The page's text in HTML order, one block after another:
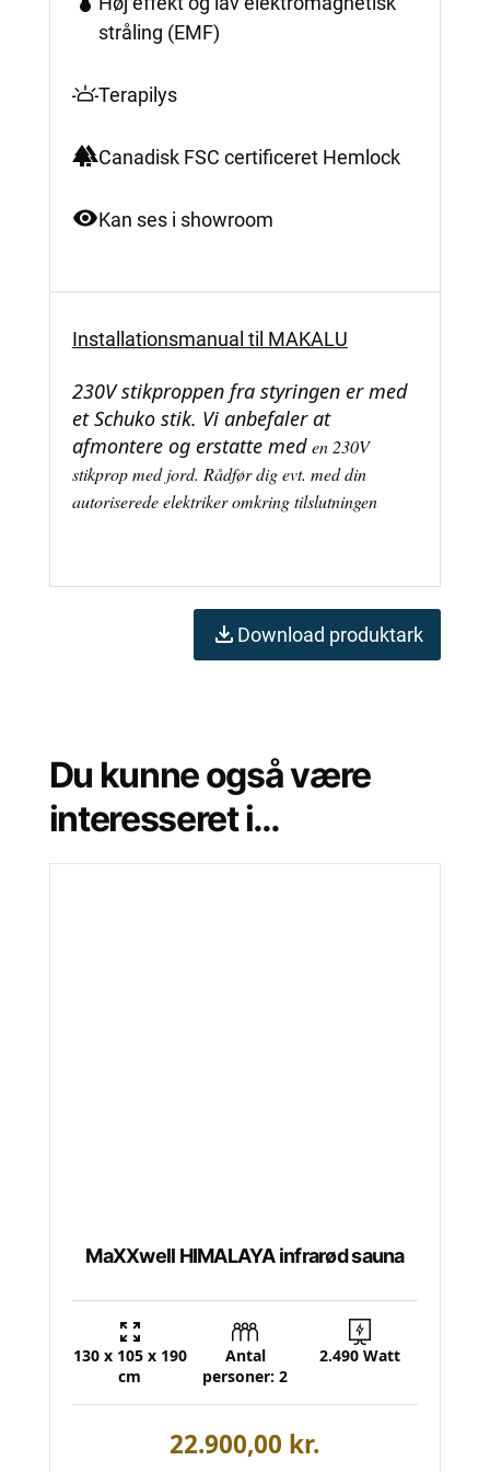
stråling (EMF)
Terapilys
Canadisk FSC certificeret Hemlock
Kan ses i showroom
Installationsmanual til MAKALU
230V stikproppen fra styringen er med
et Schuko stik. Vi anbefaler at
afmontere og erstatte meden 230V
stikprop med jord. Rådfør dig evt. med din
autoriserede elektriker omkring tilslutningen
Download produktark
Du kunne også være
interesseret i…
MaXXwell HIMALAYA infrarød sauna
130 x 105 x 190
cm
Antal
personer: 2
2.490 Watt
22.900,00 kr.